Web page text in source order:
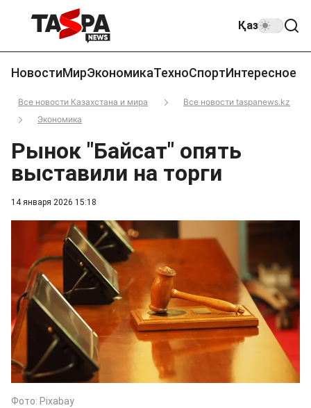
Қаз
НовостиМирЭкономикаТехноСпортИнтересное
Все новости Казахстана и мира
Все новости taspanews.kz
Экономика
14 января 2026 15:18
Рынок "Байсат" опять
выставили на торги
Фото: Pixabay